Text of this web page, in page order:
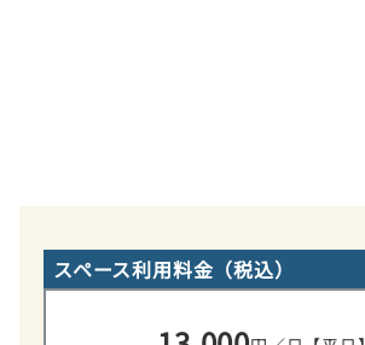
スペース利用料金（税込）